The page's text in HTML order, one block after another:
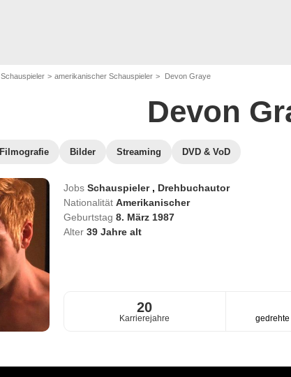
Schauspieler amerikanischer Schauspieler Devon Graye
Devon
Filmografie Bilder Streaming DVD & VoD
Jobs Schauspieler , Drehbuchautor
Nationalität Amerikanischer
Geburtstag 8. März 1987
Alter 39Jahre alt
20
Karrierejahre